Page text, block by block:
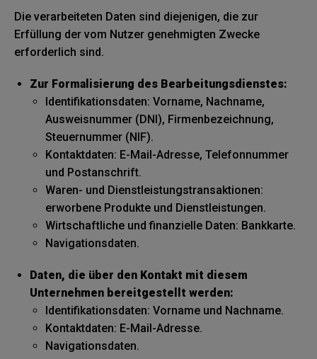
Die verarbeiteten Daten sind diejenigen, die zur
Erfüllung der vom Nutzer genehmigten Zwecke
erforderlich sind.
Zur Formalisierung des Bearbeitungsdienstes:
Identifikationsdaten: Vorname, Nachname,
Ausweisnummer (DNI), Firmenbezeichnung,
Steuernummer (NIF).
Kontaktdaten: E-Mail-Adresse, Telefonnummer
und Postanschrift.
Waren- und Dienstleistungstransaktionen:
erworbene Produkte und Dienstleistungen.
Wirtschaftliche und finanzielle Daten: Bankkarte.
Navigationsdaten.
Daten, die über den Kontakt mit diesem
Unternehmen bereitgestellt werden:
Identifikationsdaten: Vorname und Nachname.
Kontaktdaten: E-Mail-Adresse.
Navigationsdaten.